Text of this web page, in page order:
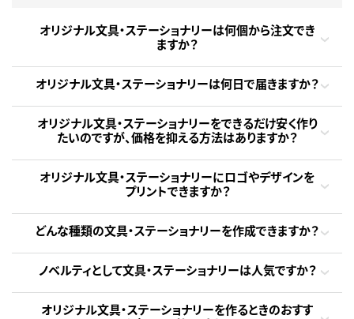
オリジナル文具・ステーショナリーは何個から注文でき
ますか？
オリジナル文具・ステーショナリーは何日で届きますか？
オリジナル文具・ステーショナリーをできるだけ安く作り
たいのですが、価格を抑える方法はありますか？
オリジナル文具・ステーショナリーにロゴやデザインを
プリントできますか？
どんな種類の文具・ステーショナリーを作成できますか？
ノベルティとして文具・ステーショナリーは人気ですか？
オリジナル文具・ステーショナリーを作るときのおすす